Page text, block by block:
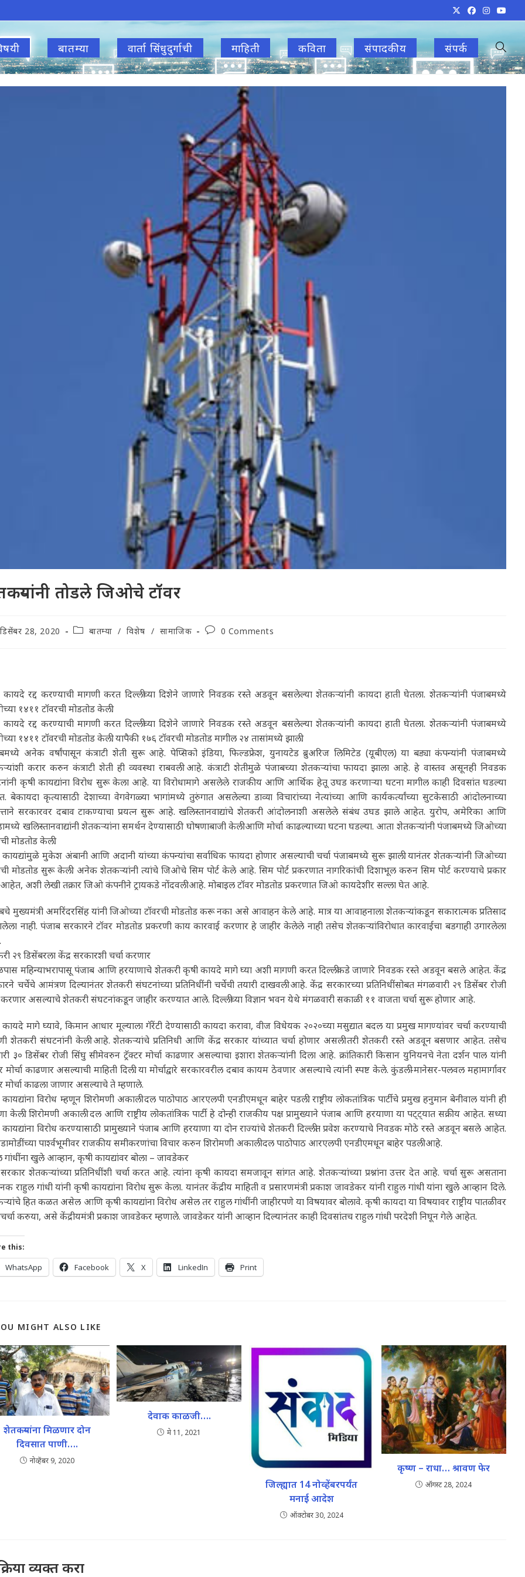
बातम्या वार्ता सिंधुदुर्गाची माहिती कविता संपादकीय संपर्क Toggle
तोडले जिओचे टॉवर
डिसेंबर 28, 2020
Postबातम्या / विशेष / सामाजिक
Post0 Comments
रद्द करण्याची मागणी करत दिल्लीच्या दिशेने जाणारे निवडक रस्ते अडवून बसलेल्या शेतकऱ्यांनी कायदा हाती घेतला. शेतकऱ्यांनी पंजाबमध्ये
१४११ टॉवरची मोडतोड केली.
रद्द करण्याची मागणी करत दिल्लीच्या दिशेने जाणारे निवडक रस्ते अडवून बसलेल्या शेतकऱ्यांनी कायदा हाती घेतला. शेतकऱ्यांनी पंजाबमध्ये
१४११ टॉवरची मोडतोड केली. यापैकी १७६ टॉवरची मोडतोड मागील २४ तासांमध्ये झाली.
अनेक वर्षांपासून कंत्राटी शेती सुरू आहे. पेप्सिको इंडिया, फिल्डफ्रेश, युनायटेड ब्रुअरिज लिमिटेड (यूबीएल) या बड्या कंपन्यांनी पंजाबमध्ये
करार करुन कंत्राटी शेती ही व्यवस्था राबवली आहे. कंत्राटी शेतीमुळे पंजाबच्या शेतकऱ्यांचा फायदा झाला आहे. हे वास्तव असूनही निवडक
कृषी कायद्यांना विरोध सुरू केला आहे. या विरोधामागे असलेले राजकीय आणि आर्थिक हेतू उघड करणाऱ्या घटना मागील काही दिवसांत घडल्या
बेकायदा कृत्यासाठी देशाच्या वेगवेगळ्या भागांमध्ये तुरुंगात असलेल्या डाव्या विचारांच्या नेत्यांच्या आणि कार्यकर्त्यांच्या सुटकेसाठी आंदोलनाच्या
सरकारवर दबाव टाकण्याचा प्रयत्न सुरू आहे. खलिस्तानवाद्यांचे शेतकरी आंदोलनाशी असलेले संबंध उघड झाले आहेत. युरोप, अमेरिका आणि
खलिस्तानवाद्यांनी शेतकऱ्यांना समर्थन देण्यासाठी घोषणाबाजी केली आणि मोर्चा काढल्याच्या घटना घडल्या. आता शेतकऱ्यांनी पंजाबमध्ये जिओच्या
मोडतोड केली.
मुकेश अंबानी आणि अदानी यांच्या कंपन्यांचा सर्वाधिक फायदा होणार असल्याची चर्चा पंजाबमध्ये सुरू झाली. यानंतर शेतकऱ्यांनी जिओच्या
मोडतोड सुरू केली. अनेक शेतकऱ्यांनी त्यांचे जिओचे सिम पोर्ट केले आहे. सिम पोर्ट प्रकरणात नागरिकांची दिशाभूल करुन सिम पोर्ट करण्याचे प्रकार
अशी लेखी तक्रार जिओ कंपनीने ट्रायकडे नोंदवली आहे. मोबाइल टॉवर मोडतोड प्रकरणात जिओ कायदेशीर सल्ला घेत आहे.
मुख्यमंत्री अमरिंदरसिंह यांनी जिओच्या टॉवरची मोडतोड करू नका असे आवाहन केले आहे. मात्र या आवाहनाला शेतकऱ्यांकडून सकारात्मक प्रतिसाद
नाही. पंजाब सरकारने टॉवर मोडतोड प्रकरणी काय कारवाई करणार हे जाहीर केलेले नाही तसेच शेतकऱ्यांविरोधात कारवाईचा बडगाही उगारलेला
२९ डिसेंबरला केंद्र सरकारशी चर्चा करणार
महिन्याभरापासू पंजाब आणि हरयाणाचे शेतकरी कृषी कायदे मागे घ्या अशी मागणी करत दिल्लीकडे जाणारे निवडक रस्ते अडवून बसले आहेत. केंद्र
चर्चेचे आमंत्रण दिल्यानंतर शेतकरी संघटनांच्या प्रतिनिधींनी चर्चेची तयारी दाखवली आहे. केंद्र सरकारच्या प्रतिनिधींसोबत मंगळवारी २९ डिसेंबर रोजी
करणार असल्याचे शेतकरी संघटनांकडून जाहीर करण्यात आले. दिल्लीच्या विज्ञान भवन येथे मंगळवारी सकाळी ११ वाजता चर्चा सुरू होणार आहे.
मागे घ्यावे, किमान आधार मूल्याला गॅरेंटी देण्यासाठी कायदा करावा, वीज विधेयक २०२०च्या मसुद्यात बदल या प्रमुख मागण्यांवर चर्चा करण्याची
शेतकरी संघटनांनी केली आहे. शेतकऱ्यांचे प्रतिनिधी आणि केंद्र सरकार यांच्यात चर्चा होणार असली तरी शेतकरी रस्ते अडवून बसणार आहेत. तसेच
३० डिसेंबर रोजी सिंघु सीमेवरुन ट्रॅक्टर मोर्चा काढणार असल्याचा इशारा शेतकऱ्यांनी दिला आहे. क्रांतिकारी किसान युनियनचे नेता दर्शन पाल यांनी
मोर्चा काढणार असल्याची माहिती दिली. या मोर्चाद्वारे सरकारवरील दबाव कायम ठेवणार असल्याचे त्यांनी स्पष्ट केले. कुंडली-मानेसर-पलवल महामार्गावर
मोर्चा काढला जाणार असल्याचे ते म्हणाले.
विरोध म्हणून शिरोमणी अकाली दल पाठोपाठ आरएलपी एनडीएमधून बाहेर पडली. राष्ट्रीय लोकतांत्रिक पार्टीचे प्रमुख हनुमान बेनीवाल यांनी ही
केली. शिरोमणी अकाली दल आणि राष्ट्रीय लोकतांत्रिक पार्टी हे दोन्ही राजकीय पक्ष प्रामुख्याने पंजाब आणि हरयाणा या पट्ट्यात सक्रीय आहेत. सध्या
विरोध करण्यासाठी प्रामुख्याने पंजाब आणि हरयाणा या दोन राज्यांचे शेतकरी दिल्लीत प्रवेश करण्याचे निवडक मोठे रस्ते अडवून बसले आहेत.
पार्श्वभूमीवर राजकीय समीकरणांचा विचार करुन शिरोमणी अकाली दल पाठोपाठ आरएलपी एनडीएमधून बाहेर पडली आहे.
गांधींना खुले आव्हान, कृषी कायद्यांवर बोला – जावडेकर
शेतकऱ्यांच्या प्रतिनिधींशी चर्चा करत आहे. त्यांना कृषी कायदा समजावून सांगत आहे. शेतकऱ्यांच्या प्रश्नांना उत्तर देत आहे. चर्चा सुरू असताना
राहुल गांधी यांनी कृषी कायद्यांना विरोध सुरू केला. यानंतर केंद्रीय माहिती व प्रसारणमंत्री प्रकाश जावडेकर यांनी राहुल गांधी यांना खुले आव्हान दिले.
हित कळत असेल आणि कृषी कायद्यांना विरोध असेल तर राहुल गांधींनी जाहीरपणे या विषयावर बोलावे. कृषी कायदा या विषयावर राष्ट्रीय पातळीवर
करुया, असे केंद्रीयमंत्री प्रकाश जावडेकर म्हणाले. जावडेकर यांनी आव्हान दिल्यानंतर काही दिवसांतच राहुल गांधी परदेशी निघून गेले आहेत.
this:
WhatsApp Facebook X LinkedIn Print
MIGHT ALSO LIKE
शेतकऱ्यांना मिळणार दोन
दिवसात पाणी….
नोव्हेंबर 9, 2020
देवाक काळजी….
मे 11, 2021
जिल्ह्यात 14 नोव्हेंबरपर्यंत
मनाई आदेश
ऑक्टोबर 30, 2024
कृष्ण – राधा… श्रावण फेर
ऑगस्ट 28, 2024
व्यक्त करा